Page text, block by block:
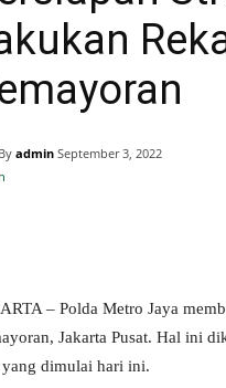
H
N
T
I
By admin September 3, 2022
– Polda Metro Jaya
Jakarta Pusat. Hal ini
yang dimulai hari ini.